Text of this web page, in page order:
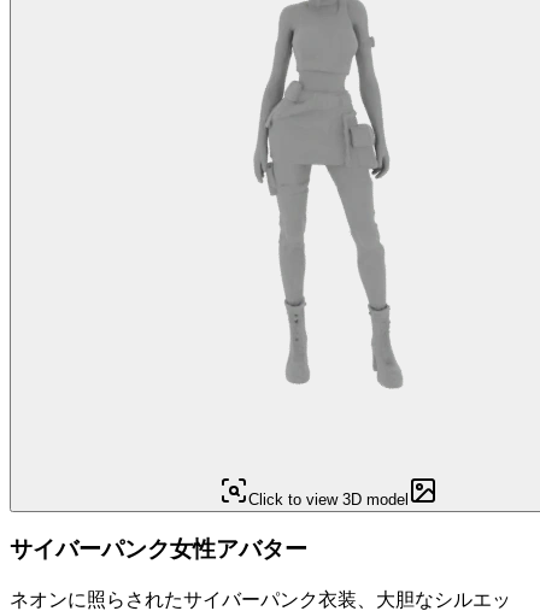
Click to view 3D model
サイバーパンク女性アバター
ネオンに照らされたサイバーパンク衣装、大胆なシルエッ